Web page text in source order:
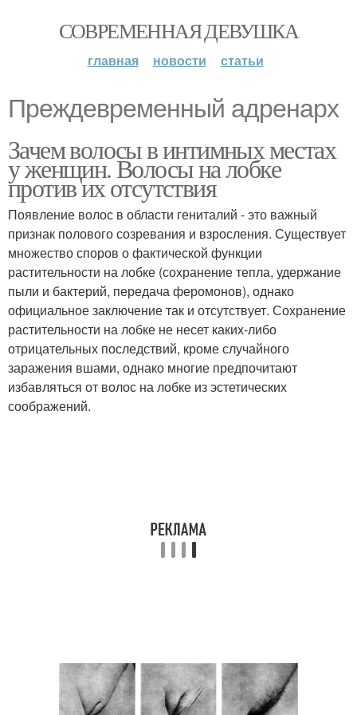
СОВРЕМЕННАЯ ДЕВУШКА
главная новости статьи
Преждевременный адренарх
Зачем волосы в интимных местах
у женщин. Волосы на лобке
против их отсутствия
Появление волос в области гениталий - это важный
признак полового созревания и взросления. Существует
множество споров о фактической функции
растительности на лобке (сохранение тепла, удержание
пыли и бактерий, передача феромонов), однако
официальное заключение так и отсутствует. Сохранение
растительности на лобке не несет каких-либо
отрицательных последствий, кроме случайного
заражения вшами, однако многие предпочитают
избавляться от волос на лобке из эстетических
соображений.